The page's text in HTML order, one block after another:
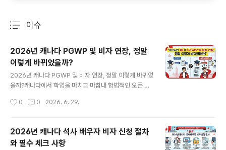
이슈
2026년 캐나다 PGWP 및 비자 연장, 정말
이렇게 바뀌었을까?
2026년 캐나다 PGWP 및 비자 연장, 정말 이렇게 바뀌었
을까?캐나다에서 학업을 마치고 마침내 합법적인 오픈 워
그동안 쏟아부은 시간과 자격증 등 학업 문서(목 기운)의
만 2026년 현재, 많은 유학생이 "졸업만 하면 당연히 3년
짜리 비자가 나오겠지"라며 안일하게 접근하다가 예상치
못한 비자 거절이나 기간 단축이라는 치명적인 함정에 빠
0 0 2026. 6. 29.
2026년 캐나다 석사 배우자 비자 신청 절차
와 필수 체크 사항